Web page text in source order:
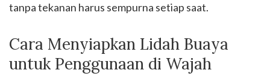
tanpa tekanan harus sempurna setiap saat.
Cara Menyiapkan Lidah Buaya
untuk Penggunaan di Wajah